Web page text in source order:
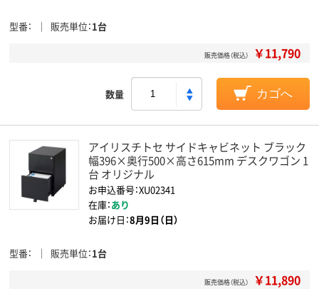
型番 販売単位 1台
販売価格（税込） ￥11,790
数量 カゴへ
アイリスチトセ サイドキャビネット ブラック
幅396×奥行500×高さ615mm デスクワゴン 1
台 オリジナル
お申込番号：XU02341
在庫：あり
お届け日：8月9日（日）
型番 販売単位 1台
販売価格（税込） ￥11,890